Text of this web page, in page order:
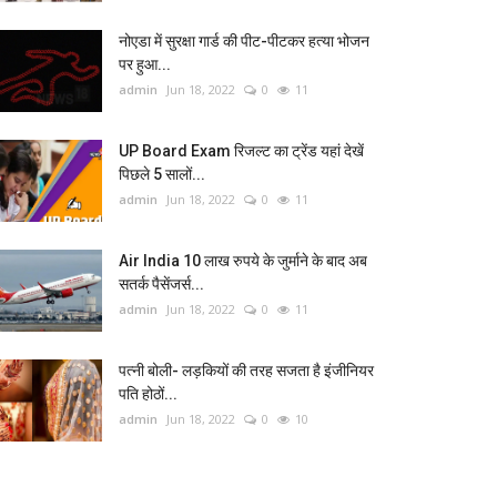
नोएडा में सुरक्षा गार्ड की पीट-पीटकर हत्या भोजन
पर हुआ...
admin Jun 18, 2022 0 11
UP Board Exam रिजल्ट का ट्रेंड यहां देखें
पिछले 5 सालों...
admin Jun 18, 2022 0 11
Air India 10 लाख रुपये के जुर्माने के बाद अब
सतर्क पैसेंजर्स...
admin Jun 18, 2022 0 11
पत्नी बोली- लड़कियों की तरह सजता है इंजीनियर
पति होठों...
admin Jun 18, 2022 0 10